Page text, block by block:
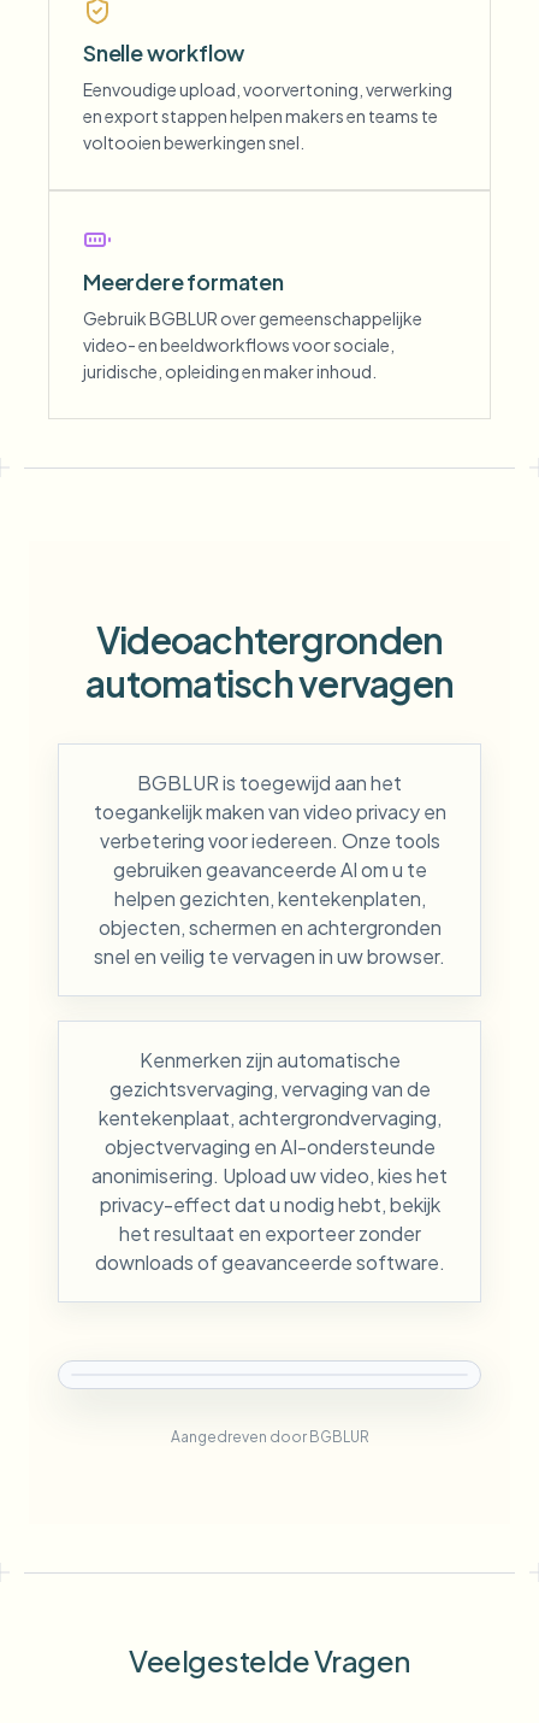
Snelle workflow
Eenvoudige upload, voorvertoning, verwerking
en export stappen helpen makers en teams te
voltooien bewerkingen snel.
Meerdere formaten
Gebruik BGBLUR over gemeenschappelijke
video- en beeldworkflows voor sociale,
juridische, opleiding en maker inhoud.
Videoachtergronden
automatisch vervagen
BGBLUR is toegewijd aan het
toegankelijk maken van video privacy en
verbetering voor iedereen. Onze tools
gebruiken geavanceerde AI om u te
helpen gezichten, kentekenplaten,
objecten, schermen en achtergronden
snel en veilig te vervagen in uw browser.
Kenmerken zijn automatische
gezichtsvervaging, vervaging van de
kentekenplaat, achtergrondvervaging,
objectvervaging en AI-ondersteunde
anonimisering. Upload uw video, kies het
privacy-effect dat u nodig hebt, bekijk
het resultaat en exporteer zonder
downloads of geavanceerde software.
Aangedreven door BGBLUR
Veelgestelde Vragen